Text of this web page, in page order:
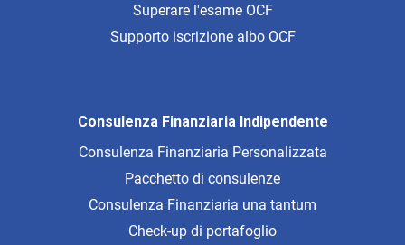
Consulenza Finanziaria Indipendente
Consulenza Finanziaria Personalizzata
Pacchetto di consulenze
Consulenza Finanziaria una tantum
Check-up di portafoglio
Superare l'esame OCF
Supporto iscrizione albo OCF